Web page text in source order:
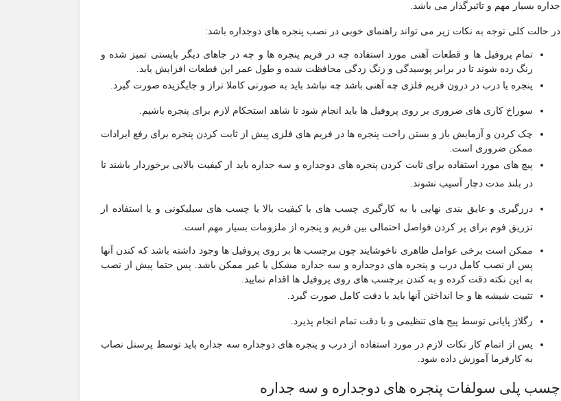
جداره بسیار مهم و تاثیرگذار می باشد.
در حالت کلی توجه به نکات زیر می تواند راهنمای خوبی در نصب پنجره های دوجداره باشد:
تمام پروفیل ها و قطعات آهنی مورد استفاده چه در فریم پنجره ها و چه در جاهای دیگر بایستی تمیز شده و
رنگ زده شوند تا در برابر پوسیدگی و زنگ زدگی محافظت شده و طول عمر این قطعات افزایش یابد.
پنجره یا درب در درون فریم فلزی چه آهنی باشد چه نباشد باید به صورتی کاملا تراز و جایگزیده صورت گیرد.
سوراخ کاری های ضروری بر روی پروفیل ها باید انجام شود تا شاهد استحکام لازم برای پنجره باشیم.
چک کردن و آزمایش باز و بستن راحت پنجره ها در فریم های فلزی پیش از ثابت کردن پنجره برای رفع ایرادات
ممکن ضروری است.
پیچ های مورد استفاده برای ثابت کردن پنجره های دوجداره و سه جداره باید از کیفیت بالایی برخوردار باشند تا
در بلند مدت دچار آسیب نشوند.
درزگیری و عایق بندی نهایی با به کارگیری چسب های با کیفیت بالا یا چسب های سیلیکونی و یا استفاده از
تزریق فوم برای پر کردن فواصل احتمالی بین فریم و پنجره از ملزومات بسیار مهم است.
ممکن است برخی عوامل ظاهری ناخوشایند چون برچسب ها بر روی پروفیل ها وجود داشته باشد که کندن آنها
پس از نصب کامل درب و پنجره های دوجداره و سه جداره مشکل یا غیر ممکن باشد. پس حتما پیش از نصب
به این نکته دقت کرده و به کندن برچسب های روی پروفیل ها اقدام نمایید.
تثبیت شیشه ها و جا انداختن آنها باید با دقت کامل صورت گیرد.
رگلاژ پایانی توسط پیج های تنظیمی و با دقت تمام انجام پذیرد.
پس از اتمام کار نکات لازم در مورد استفاده از درب و پنجره های دوجداره سه جداره باید توسط پرسنل نصاب
به کارفرما آموزش داده شود.
چسب پلی سولفات پنجره های دوجداره و سه جداره